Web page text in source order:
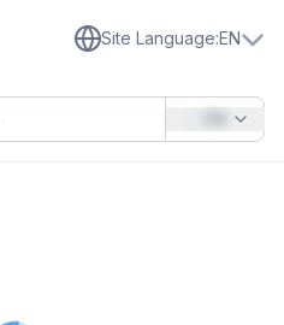
Site Language:EN